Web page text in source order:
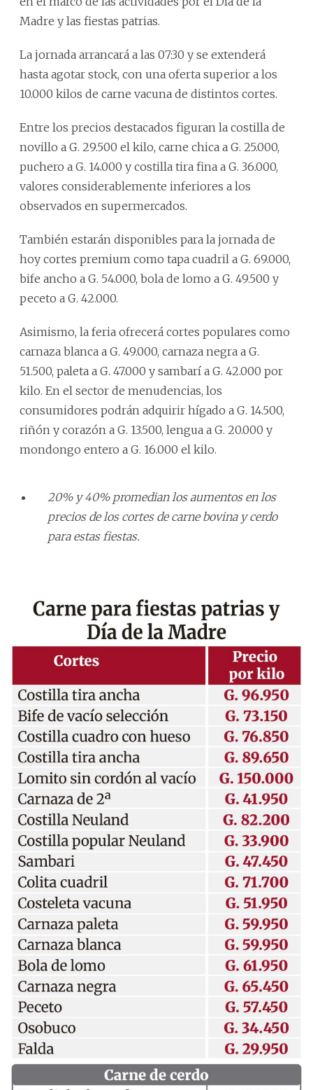
Madre y las fiestas patrias.
La jornada arrancará a las 07:30 y se extenderá
hasta agotar stock, con una oferta superior a los
10.000 kilos de carne vacuna de distintos cortes.
Entre los precios destacados figuran la costilla de
novillo a G. 29.500 el kilo, carne chica a G. 25.000,
puchero a G. 14.000 y costilla tira fina a G. 36.000,
valores considerablemente inferiores a los
observados en supermercados.
También estarán disponibles para la jornada de
hoy cortes premium como tapa cuadril a G. 69.000,
bife ancho a G. 54.000, bola de lomo a G. 49.500 y
peceto a G. 42.000.
Asimismo, la feria ofrecerá cortes populares como
carnaza blanca a G. 49.000, carnaza negra a G.
51.500, paleta a G. 47.000 y sambarí a G. 42.000 por
kilo. En el sector de menudencias, los
consumidores podrán adquirir hígado a G. 14.500,
riñón y corazón a G. 13.500, lengua a G. 20.000 y
mondongo entero a G. 16.000 el kilo.
20% y 40% promedian los aumentos en los
precios de los cortes de carne bovina y cerdo
para estas fiestas.